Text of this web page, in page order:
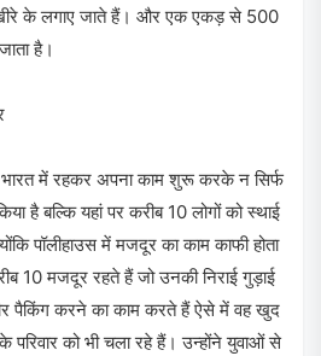
के लगाए जाते हैं। और एक एकड़ से 500
है।
भारत में रहकर अपना काम शुरू करके न सिर्फ
है बल्कि यहां पर करीब 10 लोगों को स्थाई
पॉलीहाउस में मजदूर का काम काफी होता
10 मजदूर रहते हैं जो उनकी निराई गुड़ाई
पैकिंग करने का काम करते हैं ऐसे में वह खुद
परिवार को भी चला रहे हैं। उन्होंने युवाओं से